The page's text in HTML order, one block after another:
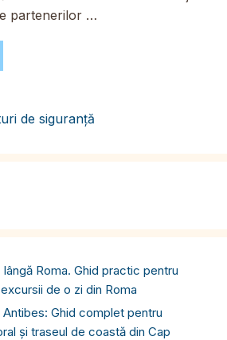
partenerilor …
de siguranță
Roma. Ghid practic pentru
de o zi din Roma
Ghid complet pentru
și traseul de coastă din Cap